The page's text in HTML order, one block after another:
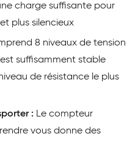
charge suffisante pour
plus silencieux
8 niveaux de tension
suffisamment stable
de résistance le plus
: Le compteur
vous donne des